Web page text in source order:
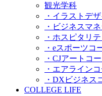
観光学科
・イラストデ
・ビジネスマ
・ホスピタリ
・eスポーツコ
・CJアートコ
・エアライン
・DXビジネス
COLLEGE LIFE